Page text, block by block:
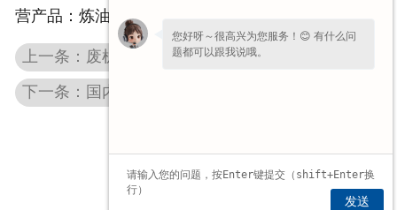
营产品：炼油设备
上一条：废机油炼油设备有哪些技术特点
下一条：国内外废机油处理的三种方法
您好呀～很高兴为您服务！😊 有什么问
题都可以跟我说哦。
发送